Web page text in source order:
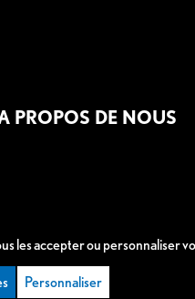
PROPOS DE NOUS
les accepter ou personnaliser
Personnaliser